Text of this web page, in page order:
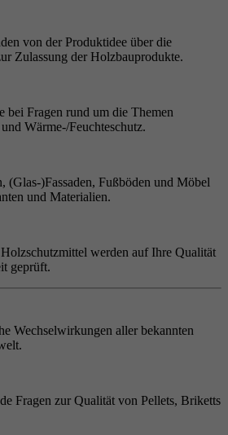
von der Produktidee über die
Zulassung der Holzbauprodukte.
bei Fragen rund um die Themen
Wärme-/Feuchteschutz.
(Glas-)Fassaden, Fußböden und Möbel
und Materialien.
werden auf Ihre Qualität
geprüft.
Wechselwirkungen aller bekannten
Fragen zur Qualität von Pellets, Briketts